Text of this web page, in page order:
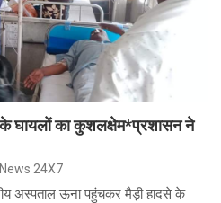
के घायलों का कुशलक्षेम*प्रशासन ने
24X7
अस्पताल ऊना पहुंचकर मैड़ी हादसे के